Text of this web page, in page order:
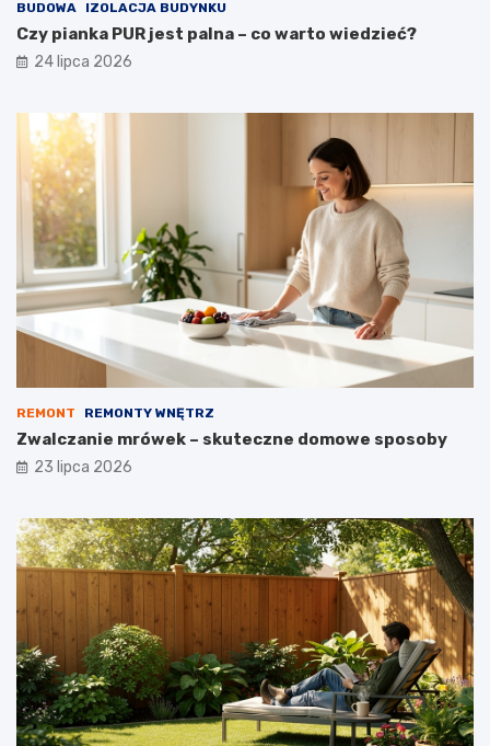
BUDOWA IZOLACJA BUDYNKU
Czy pianka PUR jest palna – co warto wiedzieć?
24 lipca 2026
REMONT REMONTY WNĘTRZ
Zwalczanie mrówek – skuteczne domowe sposoby
23 lipca 2026